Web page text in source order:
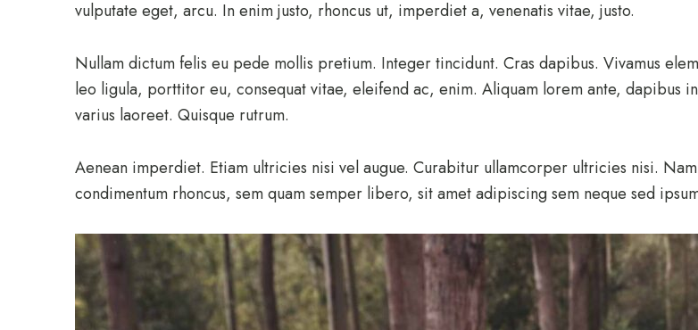
vulputate eget, arcu. In enim justo, rhoncus ut, imperdiet a, venenatis vitae, justo.
Nullam dictum felis eu pede mollis pretium. Integer tincidunt. Cras dapibus. Vivamus
leo ligula, porttitor eu, consequat vitae, eleifend ac, enim. Aliquam lorem ante, dapibus
varius laoreet. Quisque rutrum.
Aenean imperdiet. Etiam ultricies nisi vel augue. Curabitur ullamcorper ultricies nisi.
condimentum rhoncus, sem quam semper libero, sit amet adipiscing sem neque sed